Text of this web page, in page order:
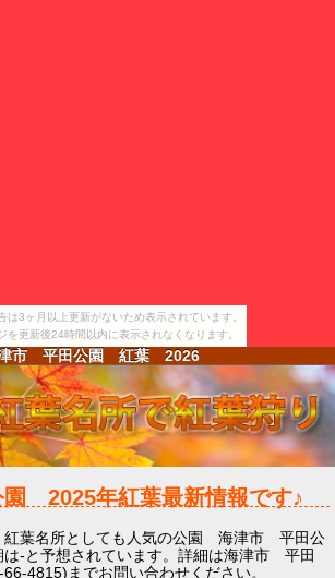
は3ヶ月以上更新がないため表示されています。
を更新後24時間以内に表示されなくなります。
市 平田公園 紅葉 2026
園 2025年紅葉最新情報です♪
紅葉名所としても人気の公園 海津市 平田公
は-と予想されています。詳細は海津市 平田
4815)までお問い合わせください。